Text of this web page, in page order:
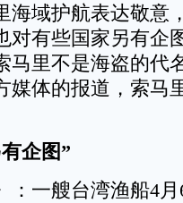
海域护航表达敬意
对有些国家另有企
马里不是海盗的代
媒体的报道，索马
企图”
一艘台湾渔船4月